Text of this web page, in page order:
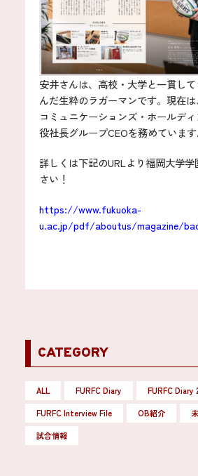
安井さんは、高校・大学と一貫し
んだ生粋のラガーマンです。現在は
コミュニケーションズ・ホールデ
役社長グループCEOを務めています
詳しくは下記のURLより福岡大学
さい！
https://www.fukuoka-
u.ac.jp/pdf/aboutus/magazine/
CATEGORY
ALL FURFC Diary
FURFC Diary
FURFC Interview File
OB紹介
試合情報